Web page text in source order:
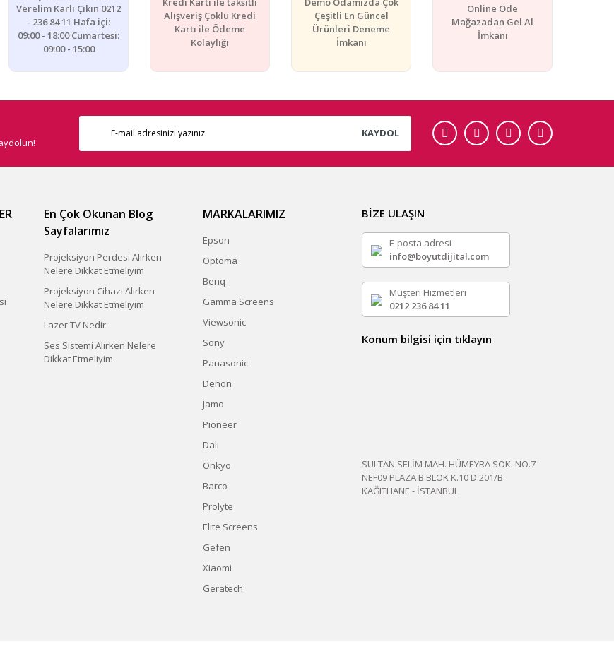
Verelim Karlı Çıkın 0212
- 236 84 11 Hafa içi:
09:00 - 18:00 Cumartesi:
09:00 - 15:00
Alışveriş Çoklu Kredi
Kartı ile Ödeme
Kolaylığı
Çeşitli En Güncel
Ürünleri Deneme
İmkanı
Online Öde
Mağazadan Gel Al
İmkanı
KAYDOL
En Çok Okunan Blog
Sayfalarımız
Projeksiyon Perdesi Alırken
Nelere Dikkat Etmeliyim
Projeksiyon Cihazı Alırken
Nelere Dikkat Etmeliyim
Lazer TV Nedir
Ses Sistemi Alırken Nelere
Dikkat Etmeliyim
MARKALARIMIZ
Epson
Optoma
Benq
Gamma Screens
Viewsonic
Sony
Panasonic
Denon
Jamo
Pioneer
Dali
Onkyo
Barco
Prolyte
Elite Screens
Gefen
Xiaomi
Geratech
BİZE ULAŞIN
E-posta adresi
info@boyutdijital.com
Müşteri Hizmetleri
0212 236 84 11
Konum bilgisi için tıklayın
SULTAN SELİM MAH. HÜMEYRA SOK. NO.7
NEF09 PLAZA B BLOK K.10 D.201/B
KAĞITHANE - İSTANBUL